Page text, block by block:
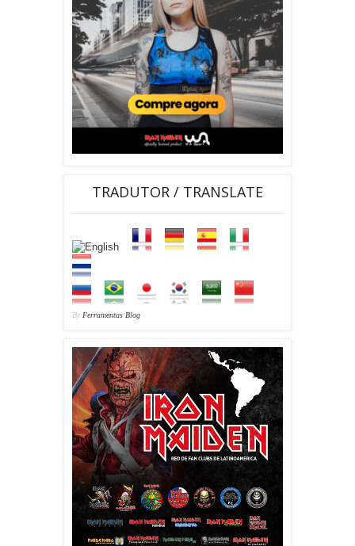
TRADUTOR / TRANSLATE
By Ferramentas Blog